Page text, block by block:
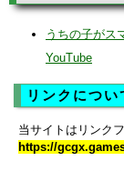
うちの子がス
YouTube
リンクについ
当サイトはリンク
https://